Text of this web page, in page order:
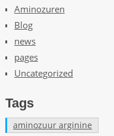
Aminozuren
Blog
news
pages
Uncategorized
Tags
aminozuur arginine